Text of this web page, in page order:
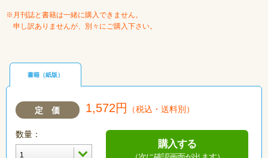
※月刊誌と書籍は一緒に購入できません。
申し訳ありませんが、別々にご購入下さい。
書籍（紙版）
定 価 1,572円 （税込・送料別）
数量：
購入する